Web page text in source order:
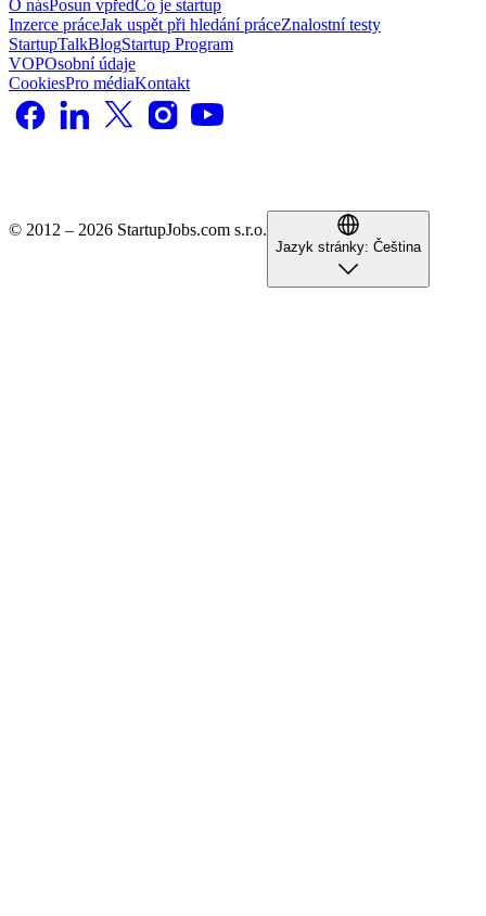
O násPosun vpředCo je startup
Inzerce práceJak uspět při hledání práceZnalostní testy
StartupTalkBlogStartup Program
VOPOsobní údaje
CookiesPro médiaKontakt
© 2012 – 2026 StartupJobs.com s.r.o.
Jazyk stránky: Čeština